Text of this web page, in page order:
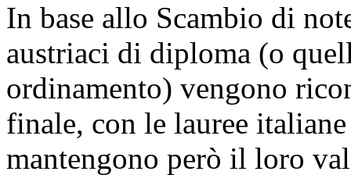
In base allo Scambio di
austriaci di diploma (o
ordinamento) vengono
finale, con le lauree
mantengono però il loro